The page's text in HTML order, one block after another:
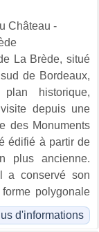
Château -
La Brède, situé
de Bordeaux,
historique,
depuis une
des Monuments
édifié à partir de
plus ancienne.
a conservé son
polygonale
d'informations